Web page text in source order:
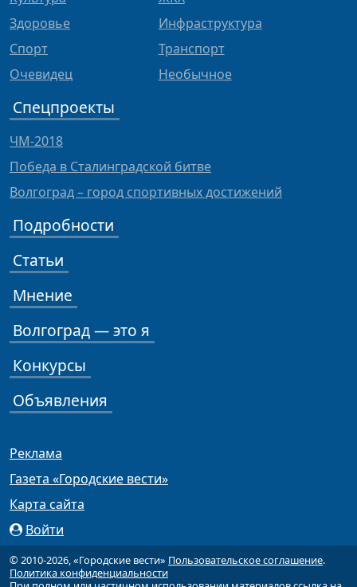
Здоровье
Спорт
Очевидец
Инфраструктура
Транспорт
Необычное
Спецпроекты
ЧМ-2018
Победа в Сталинградской битве
Волгоград – город спортивных достижений
Подробности
Статьи
Мнение
Волгоград — это я
Конкурсы
Объявления
Реклама
Газета «Городские вести»
Карта сайта
Войти
© 2010-2026, «Городские вести» Пользовательское соглашение.
Политика конфиденциальности